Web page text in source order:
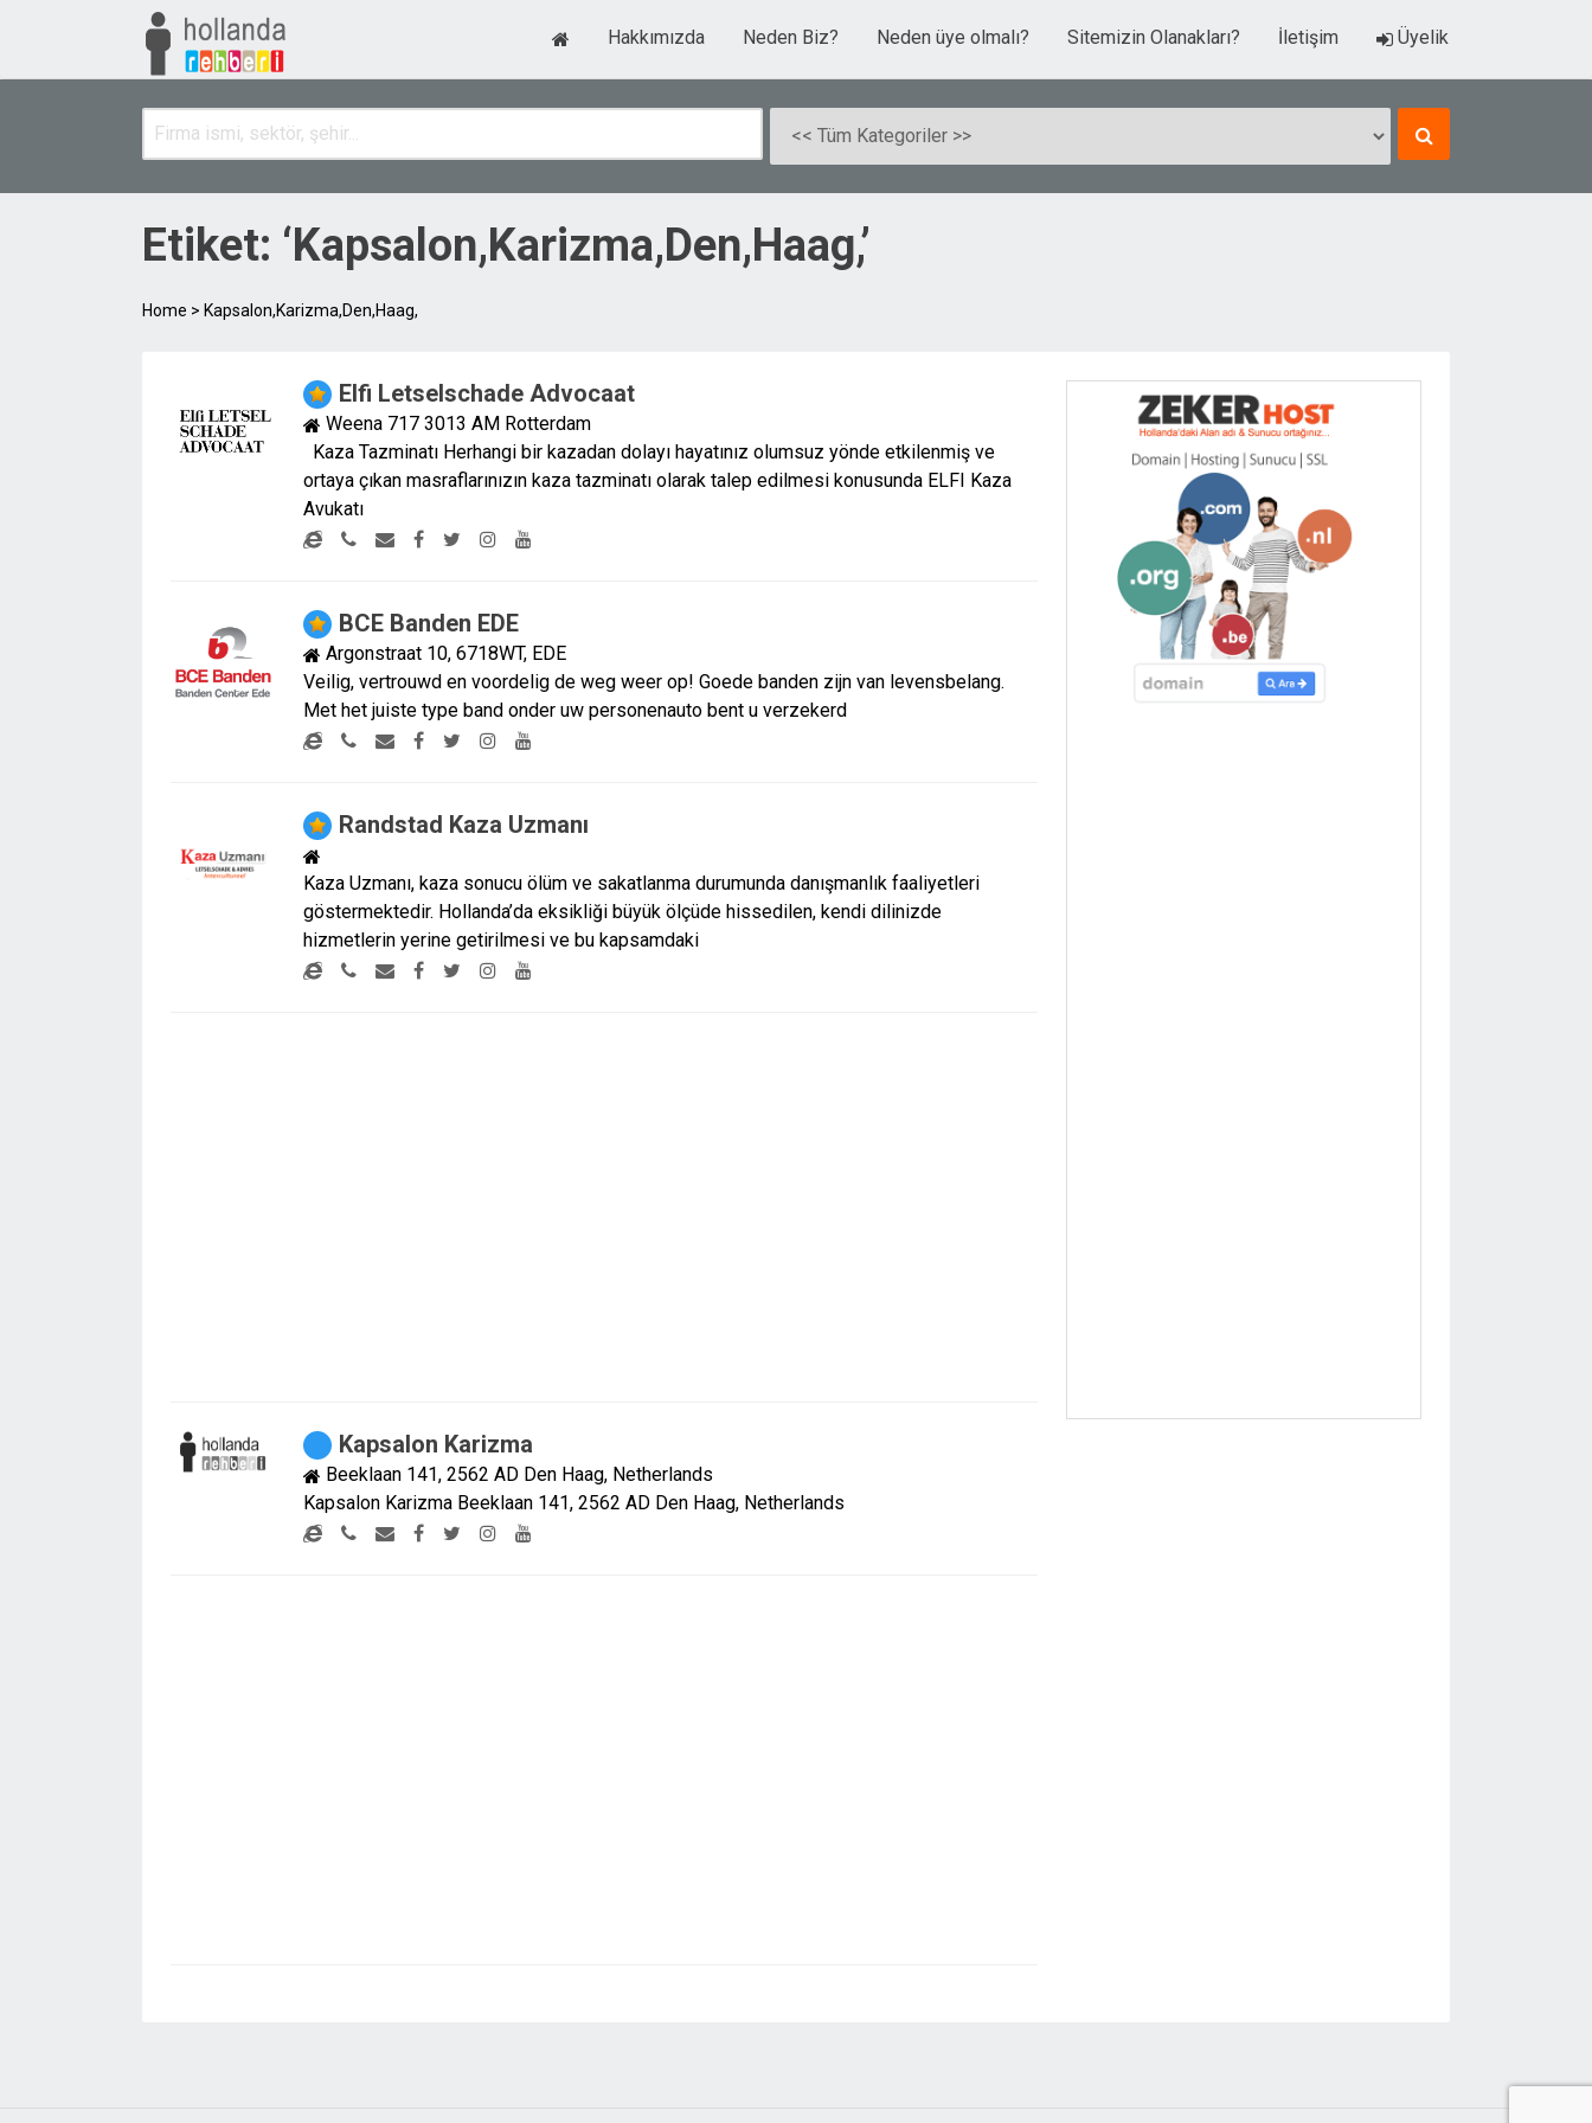
Hakkımızda Neden Biz? Neden üye olmalı? Sitemizin Olanakları? İletişim Üyelik
Etiket: ‘Kapsalon,Karizma,Den,Haag,’
Home > Kapsalon,Karizma,Den,Haag,
Elfi Letselschade Advocaat
Weena 717 3013 AM Rotterdam
Kaza Tazminatı Herhangi bir kazadan dolayı hayatınız olumsuz yönde etkilenmiş ve
ortaya çıkan masraflarınızın kaza tazminatı olarak talep edilmesi konusunda ELFI Kaza
Avukatı
BCE Banden EDE
Argonstraat 10, 6718WT, EDE
Veilig, vertrouwd en voordelig de weg weer op! Goede banden zijn van levensbelang.
Met het juiste type band onder uw personenauto bent u verzekerd
Randstad Kaza Uzmanı
Kaza Uzmanı, kaza sonucu ölüm ve sakatlanma durumunda danışmanlık faaliyetleri
göstermektedir. Hollanda’da eksikliği büyük ölçüde hissedilen, kendi dilinizde
hizmetlerin yerine getirilmesi ve bu kapsamdaki
Kapsalon Karizma
Beeklaan 141, 2562 AD Den Haag, Netherlands
Kapsalon Karizma Beeklaan 141, 2562 AD Den Haag, Netherlands